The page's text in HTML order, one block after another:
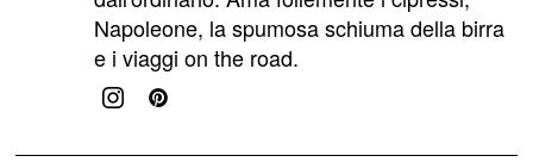
Napoleone, la spumosa schiuma della birra
e i viaggi on the road.